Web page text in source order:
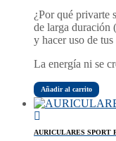
¿Por qué privarte
de larga duración
y hacer uso de
La energía ni se
Añadir al carrito
AURICULARES SPORT